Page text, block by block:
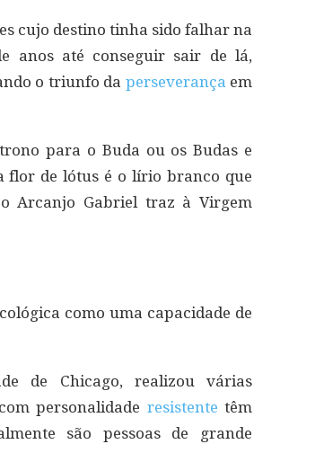
cujo destino tinha sido falhar na
anos até conseguir sair de lá,
o triunfo da perseverança em
para o Buda ou os Budas e
flor de lótus é o lírio branco que
Arcanjo Gabriel traz à Virgem
como uma capacidade de
de Chicago, realizou várias
personalidade resistente têm
são pessoas de grande